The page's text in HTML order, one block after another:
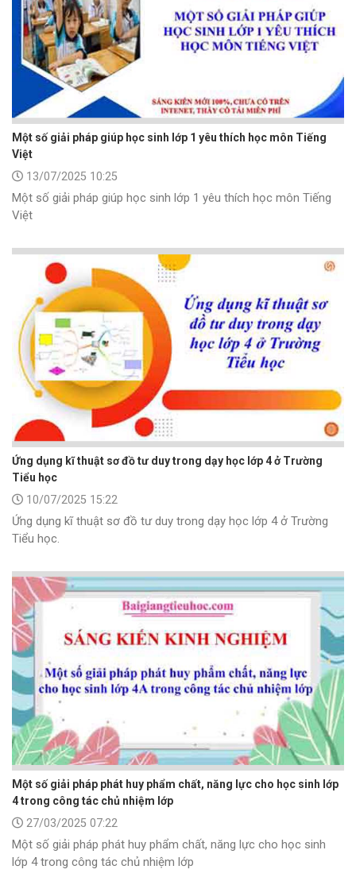
Một số giải pháp giúp học sinh lớp 1 yêu thích học môn Tiếng
Việt
13/07/2025 10:25
Một số giải pháp giúp học sinh lớp 1 yêu thích học môn Tiếng
Việt
Ứng dụng kĩ thuật sơ đồ tư duy trong dạy học lớp 4 ở Trường
Tiểu học
10/07/2025 15:22
Ứng dụng kĩ thuật sơ đồ tư duy trong dạy học lớp 4 ở Trường
Tiểu học.
Một số giải pháp phát huy phẩm chất, năng lực cho học sinh lớp
4 trong công tác chủ nhiệm lớp
27/03/2025 07:22
Một số giải pháp phát huy phẩm chất, năng lực cho học sinh
lớp 4 trong công tác chủ nhiệm lớp